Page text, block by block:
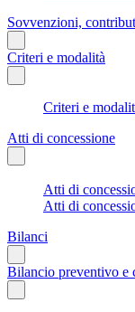
Sovvenzioni,
Criteri e modalità
Criteri e
Atti di concessione
Atti di
Atti di
Bilanci
Bilancio preventivo e